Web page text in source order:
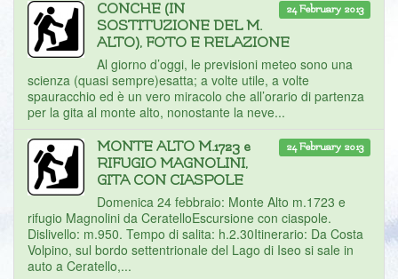
24 February 2013
CONCHE (IN
SOSTITUZIONE DEL M.
ALTO), FOTO E RELAZIONE
Al giorno d’oggi, le previsioni meteo sono una
scienza (quasi sempre)esatta; a volte utile, a volte
spauracchio ed è un vero miracolo che all’orario di partenza
per la gita al monte alto, nonostante la neve...
24 February 2013
MONTE ALTO M.1723 e
RIFUGIO MAGNOLINI,
GITA CON CIASPOLE
Domenica 24 febbraio: Monte Alto m.1723 e
rifugio Magnolini da CeratelloEscursione con ciaspole.
Dislivello: m.950. Tempo di salita: h.2.30Itinerario: Da Costa
Volpino, sul bordo settentrionale del Lago di Iseo si sale in
auto a Ceratello,...